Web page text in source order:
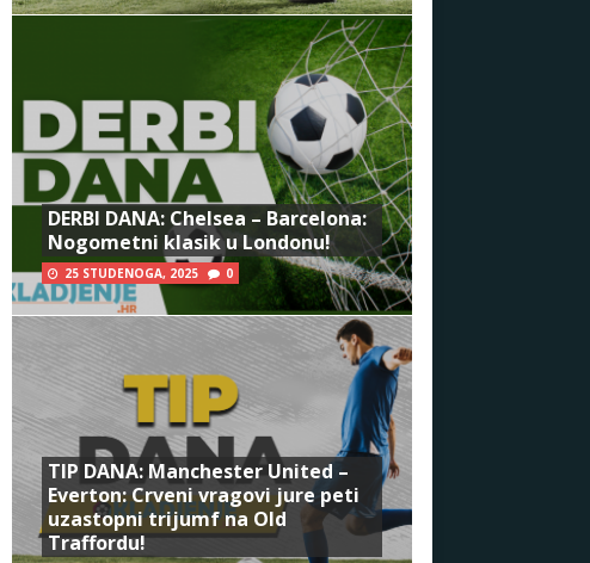
DERBI DANA: Chelsea – Barcelona:
Nogometni klasik u Londonu!
25 STUDENOGA, 2025 0
TIP DANA: Manchester United –
Everton: Crveni vragovi jure peti
uzastopni trijumf na Old
Traffordu!